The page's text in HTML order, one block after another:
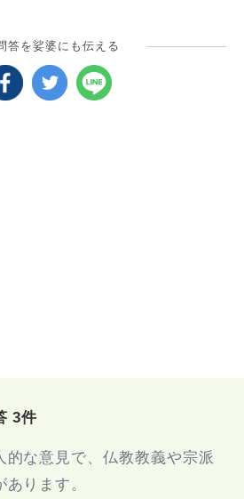
答を娑婆にも伝える
3件
的な意見で、仏教教義や宗派
ります。